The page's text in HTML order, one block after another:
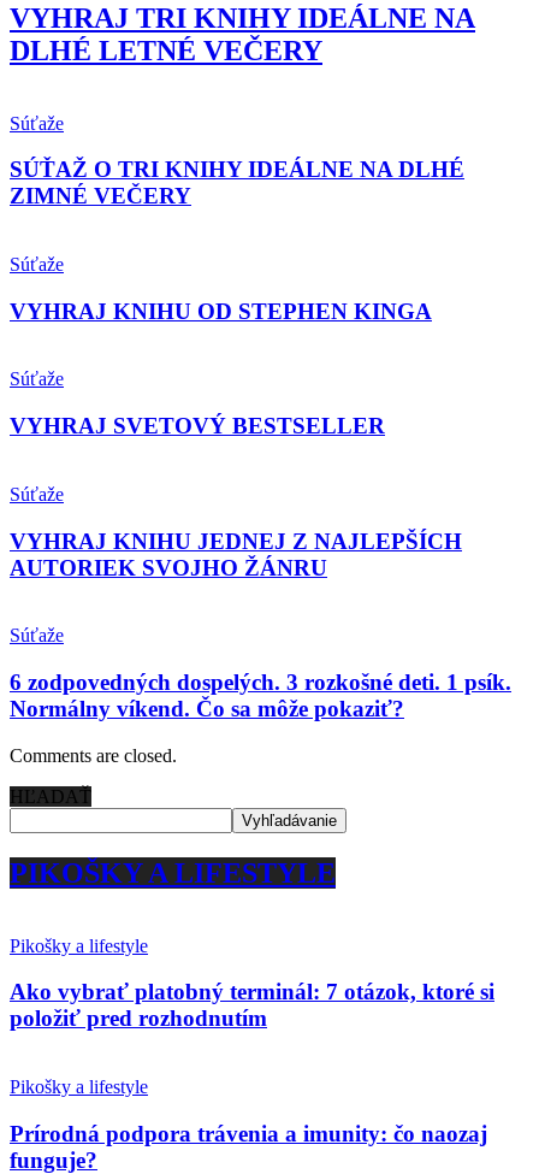
VYHRAJ TRI KNIHY IDEÁLNE NA
DLHÉ LETNÉ VEČERY
Súťaže
SÚŤAŽ O TRI KNIHY IDEÁLNE NA DLHÉ
ZIMNÉ VEČERY
Súťaže
VYHRAJ KNIHU OD STEPHEN KINGA
Súťaže
VYHRAJ SVETOVÝ BESTSELLER
Súťaže
VYHRAJ KNIHU JEDNEJ Z NAJLEPŠÍCH
AUTORIEK SVOJHO ŽÁNRU
Súťaže
6 zodpovedných dospelých. 3 rozkošné deti. 1 psík.
Normálny víkend. Čo sa môže pokaziť?
Comments are closed.
HĽADAŤ
PIKOŠKY A LIFESTYLE
Pikošky a lifestyle
Ako vybrať platobný terminál: 7 otázok, ktoré si
položiť pred rozhodnutím
Pikošky a lifestyle
Prírodná podpora trávenia a imunity: čo naozaj
funguje?